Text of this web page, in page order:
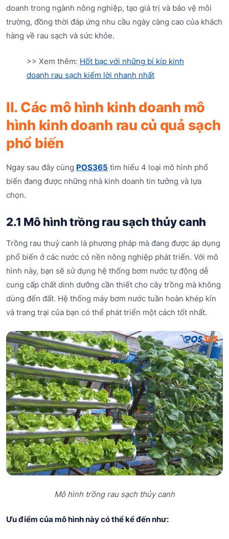
doanh trong ngành nông nghiệp, tạo giá trị và bảo vệ môi
trường, đồng thời đáp ứng nhu cầu ngày càng cao của khách
hàng về rau sạch và sức khỏe.
>> Xem thêm: Hốt bạc với những bí kíp kinh
doanh rau sạch kiếm lời nhanh nhất
II. Các mô hình kinh doanh mô
hình kinh doanh rau củ quả sạch
phổ biến
Ngay sau đây cùng POS365 tìm hiểu 4 loại mô hình phổ
biến đang được những nhà kinh doanh tin tưởng và lựa
chọn.
2.1 Mô hình trồng rau sạch thủy canh
Trồng rau thuỷ canh là phương pháp mà đang được áp dụng
phổ biến ở các nước có nền nông nghiệp phát triển. Với mô
hình này, bạn sẽ sử dụng hệ thống bơm nước tự động dễ
cung cấp chất dinh dưỡng cần thiết cho cây trồng mà không
dùng đến đất. Hệ thống máy bơm nước tuần hoàn khép kín
và trang trại của bạn có thể phát triển một cách tốt nhất.
Mô hình trồng rau sạch thủy canh
Ưu điểm của mô hình này có thể kể đến như: